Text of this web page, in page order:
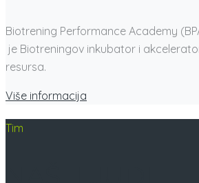
Biotrening Performance Academy
je Biotreningov inkubator i
resursa.
Više informacija
Tim